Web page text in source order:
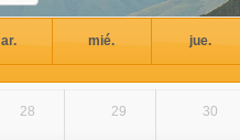
mié. jue.
28 29 30